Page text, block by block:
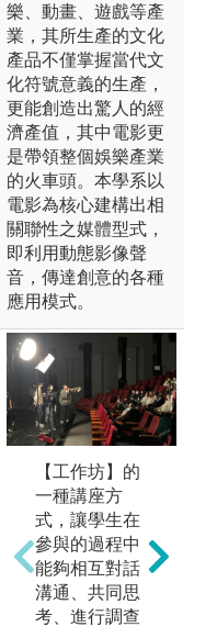
樂、動畫、遊戲等產
業，其所生產的文化
產品不僅掌握當代文
化符號意義的生產，
更能創造出驚人的經
濟產值，其中電影更
是帶領整個娛樂產業
的火車頭。本學系以
電影為核心建構出相
關聯性之媒體型式，
即利用動態影像聲
音，傳達創意的各種
應用模式。
自主學習：繪
製軟體為數眾
多，學習過程
除了老師教學
引導，亦仰賴
學生自主尋找
資源。注重個
【工作坊】的
一種講座方
式，讓學生在
參與的過程中
能夠相互對話
溝通、共同思
考、進行調查